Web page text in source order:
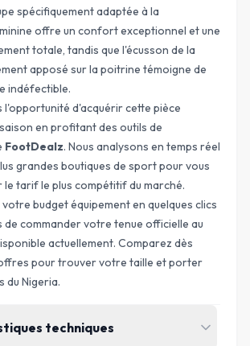
spécifiquement adaptée à la
offre un confort exceptionnel et une
totale, tandis que l'écusson de la
apposé sur la poitrine témoigne de
indéfectible.
l'opportunité d'acquérir cette pièce
en profitant des outils de
FootDealz. Nous analysons en temps réel
grandes boutiques de sport pour vous
le tarif le plus compétitifdu marché.
budget équipement en quelques clics
commander votre tenue officielle au
actuellement. Comparez dès
pour trouver votre taille et porter
du Nigeria.
techniques